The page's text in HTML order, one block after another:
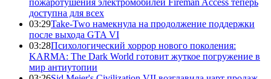
доступна для всех
03:29Take-Two намекнула на продолжение поддержки
после выхода GTA VI
03:28Психологический хоррор нового поколения:
KARMA: The Dark World готовит жуткое погружение в
мир антиутопии